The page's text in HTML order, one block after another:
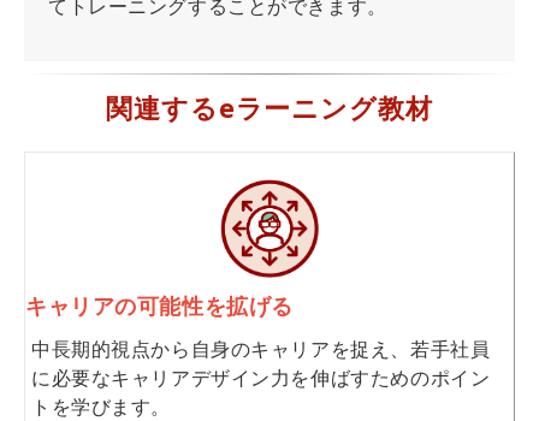
てトレーニングすることができます。
関連するeラーニング教材
キャリアの可能性を拡げる
中長期的視点から自身のキャリアを捉え、若手社員
に必要なキャリアデザイン力を伸ばすためのポイン
トを学びます。